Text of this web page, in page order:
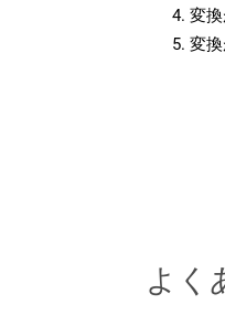
変
変
よく